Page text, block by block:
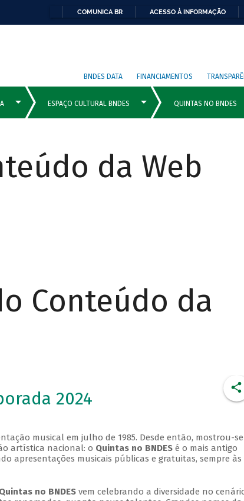
COMUNICA BR ACESSO À INFORMAÇÃO
BNDES DATA FINANCIAMENTOS
da Web
Conteúdo da
2024
musical em julho de 1985. Desde então, mostrou-se
artística nacional: o Quintas no BNDESé o mais antigo
apresentações musicais públicas e gratuitas, sempre às
Quintas no BNDESvem celebrando a diversidade no